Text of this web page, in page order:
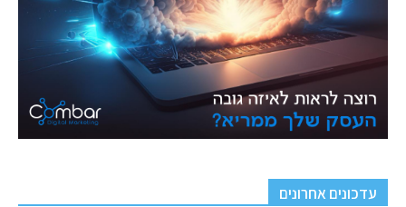
עדכונים אחרונים